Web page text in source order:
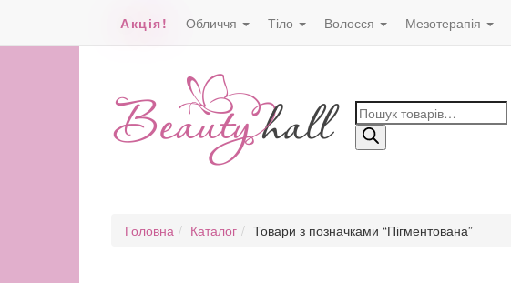
Акція! Обличчя Тіло Волосся Мезотерапія
Пошук
товарів
Головна Каталог Товари з позначками “Пігментована”